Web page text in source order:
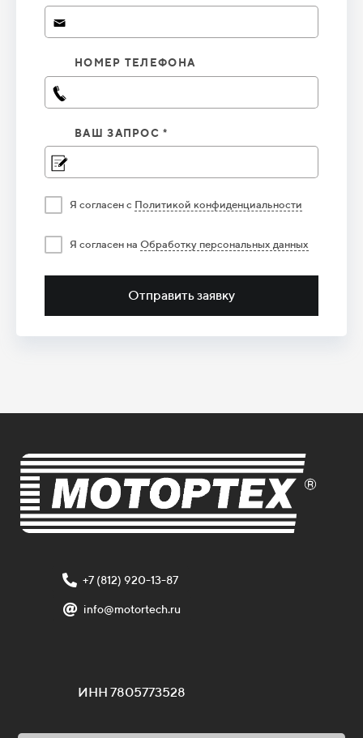
НОМЕР ТЕЛЕФОНА
ВАШ ЗАПРОС *
Я согласен с Политикой конфиденциальности
Я согласен на Обработку персональных данных
Отправить заявку
+7 (812) 920-13-87
info@motortech.ru
ИНН 7805773528